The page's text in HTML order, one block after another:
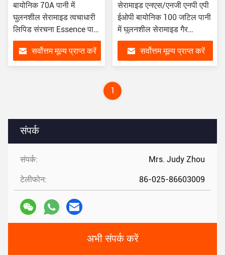
संपर्क
संपर्क: Mrs. Judy Zhou
टेलीफोन: 86-025-86603009
अभी संपर्क करें
बायोनिक 70A पानी में
घुलनशील सेरामाइड त्वचाधारी
लिपिड संरचना Essence पानी
कच्चा माल
सर्वोत्तम मूल्य प्राप्त करें
सेरामाइड एनएस/एनजी एनपी एपी
ईओपी बायोनिक 100 जटिल पानी
में घुलनशील सेरामाइड गैर
आयनिक सौंदर्य प्रसाधनों का
कच्चा मालसर्वोत्तम मूल्य प्राप्त करें
1